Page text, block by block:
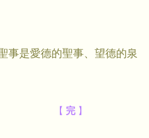
事是愛德的聖事、望德的泉
【 完 】